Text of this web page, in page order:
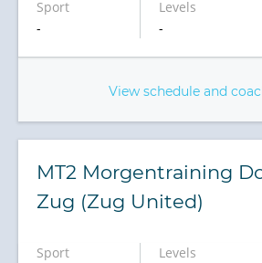
Sport
-
Levels
-
View schedule and
MT2 Morgentraining
Zug (Zug United)
Sport
Levels